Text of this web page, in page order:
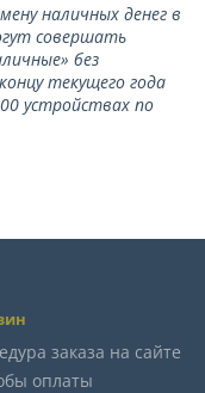
наличных денег в
совершать
без
текущего года
устройствах по
заказа на сайте
оплаты